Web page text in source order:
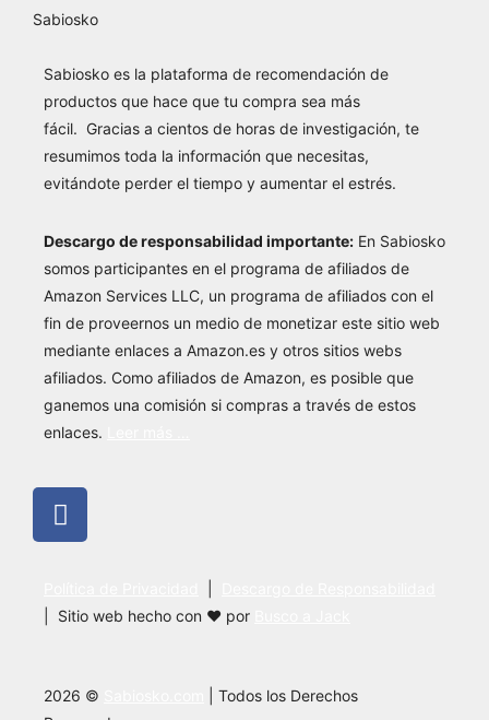
Sabiosko
Sabiosko es la plataforma de recomendación de
productos que hace que tu compra sea más
fácil. Gracias a cientos de horas de investigación, te
resumimos toda la información que necesitas,
evitándote perder el tiempo y aumentar el estrés.
Descargo de responsabilidad importante: En Sabiosko
somos participantes en el programa de afiliados de
Amazon Services LLC, un programa de afiliados con el
fin de proveernos un medio de monetizar este sitio web
mediante enlaces a Amazon.es y otros sitios webs
afiliados. Como afiliados de Amazon, es posible que
ganemos una comisión si compras a través de estos
enlaces.
| Sitio web hecho con ❤ por
2026 ©
| Todos los Derechos